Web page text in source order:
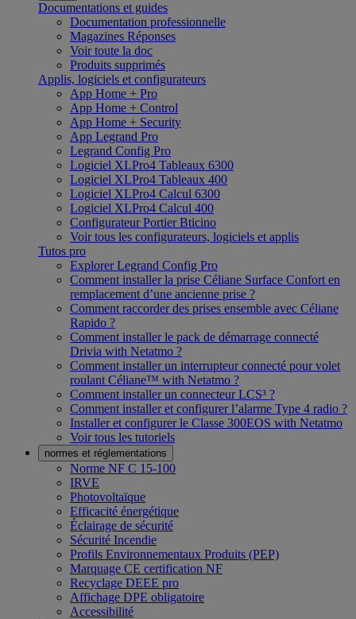
Documentations et guides
Documentation professionnelle
Magazines Réponses
Voir toute la doc
Produits supprimés
Applis, logiciels et configurateurs
App Home + Pro
App Home + Control
App Home + Security
App Legrand Pro
Legrand Config Pro
Logiciel XLPro4 Tableaux 6300
Logiciel XLPro4 Tableaux 400
Logiciel XLPro4 Calcul 6300
Logiciel XLPro4 Calcul 400
Configurateur Portier Bticino
Voir tous les configurateurs, logiciels et applis
Tutos pro
Explorer Legrand Config Pro
Comment installer la prise Céliane Surface Confort en
remplacement d’une ancienne prise ?
Comment raccorder des prises ensemble avec Céliane
Rapido ?
Comment installer le pack de démarrage connecté
Drivia with Netatmo ?
Comment installer un interrupteur connecté pour volet
roulant Céliane™ with Netatmo ?
Comment installer un connecteur LCS³ ?
Comment installer et configurer l’alarme Type 4 radio ?
Installer et configurer le Classe 300EOS with Netatmo
Voir tous les tutoriels
normes et réglementations
Norme NF C 15-100
IRVE
Photovoltaïque
Efficacité énergétique
Éclairage de sécurité
Sécurité Incendie
Profils Environnementaux Produits (PEP)
Marquage CE certification NF
Recyclage DEEE pro
Affichage DPE obligatoire
Accessibilité